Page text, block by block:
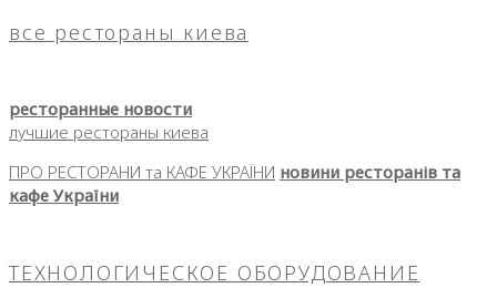
все рестораны киева
ресторанные новости
лучшие рестораны киева
ПРО РЕСТОРАНИ та КАФЕ УКРАЇНИ новини ресторанів та
кафе України
ТЕХНОЛОГИЧЕСКОЕ ОБОРУДОВАНИЕ